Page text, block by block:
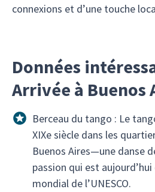
connexions et d’une touche
Données
Arrivée à Buenos
Berceau du tango : Le
XIXe siècle dans les
Buenos Aires—une danse
passion qui est
mondial de l’UNESCO.